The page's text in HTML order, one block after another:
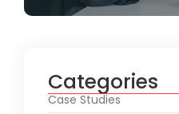
Categories
Case Studies